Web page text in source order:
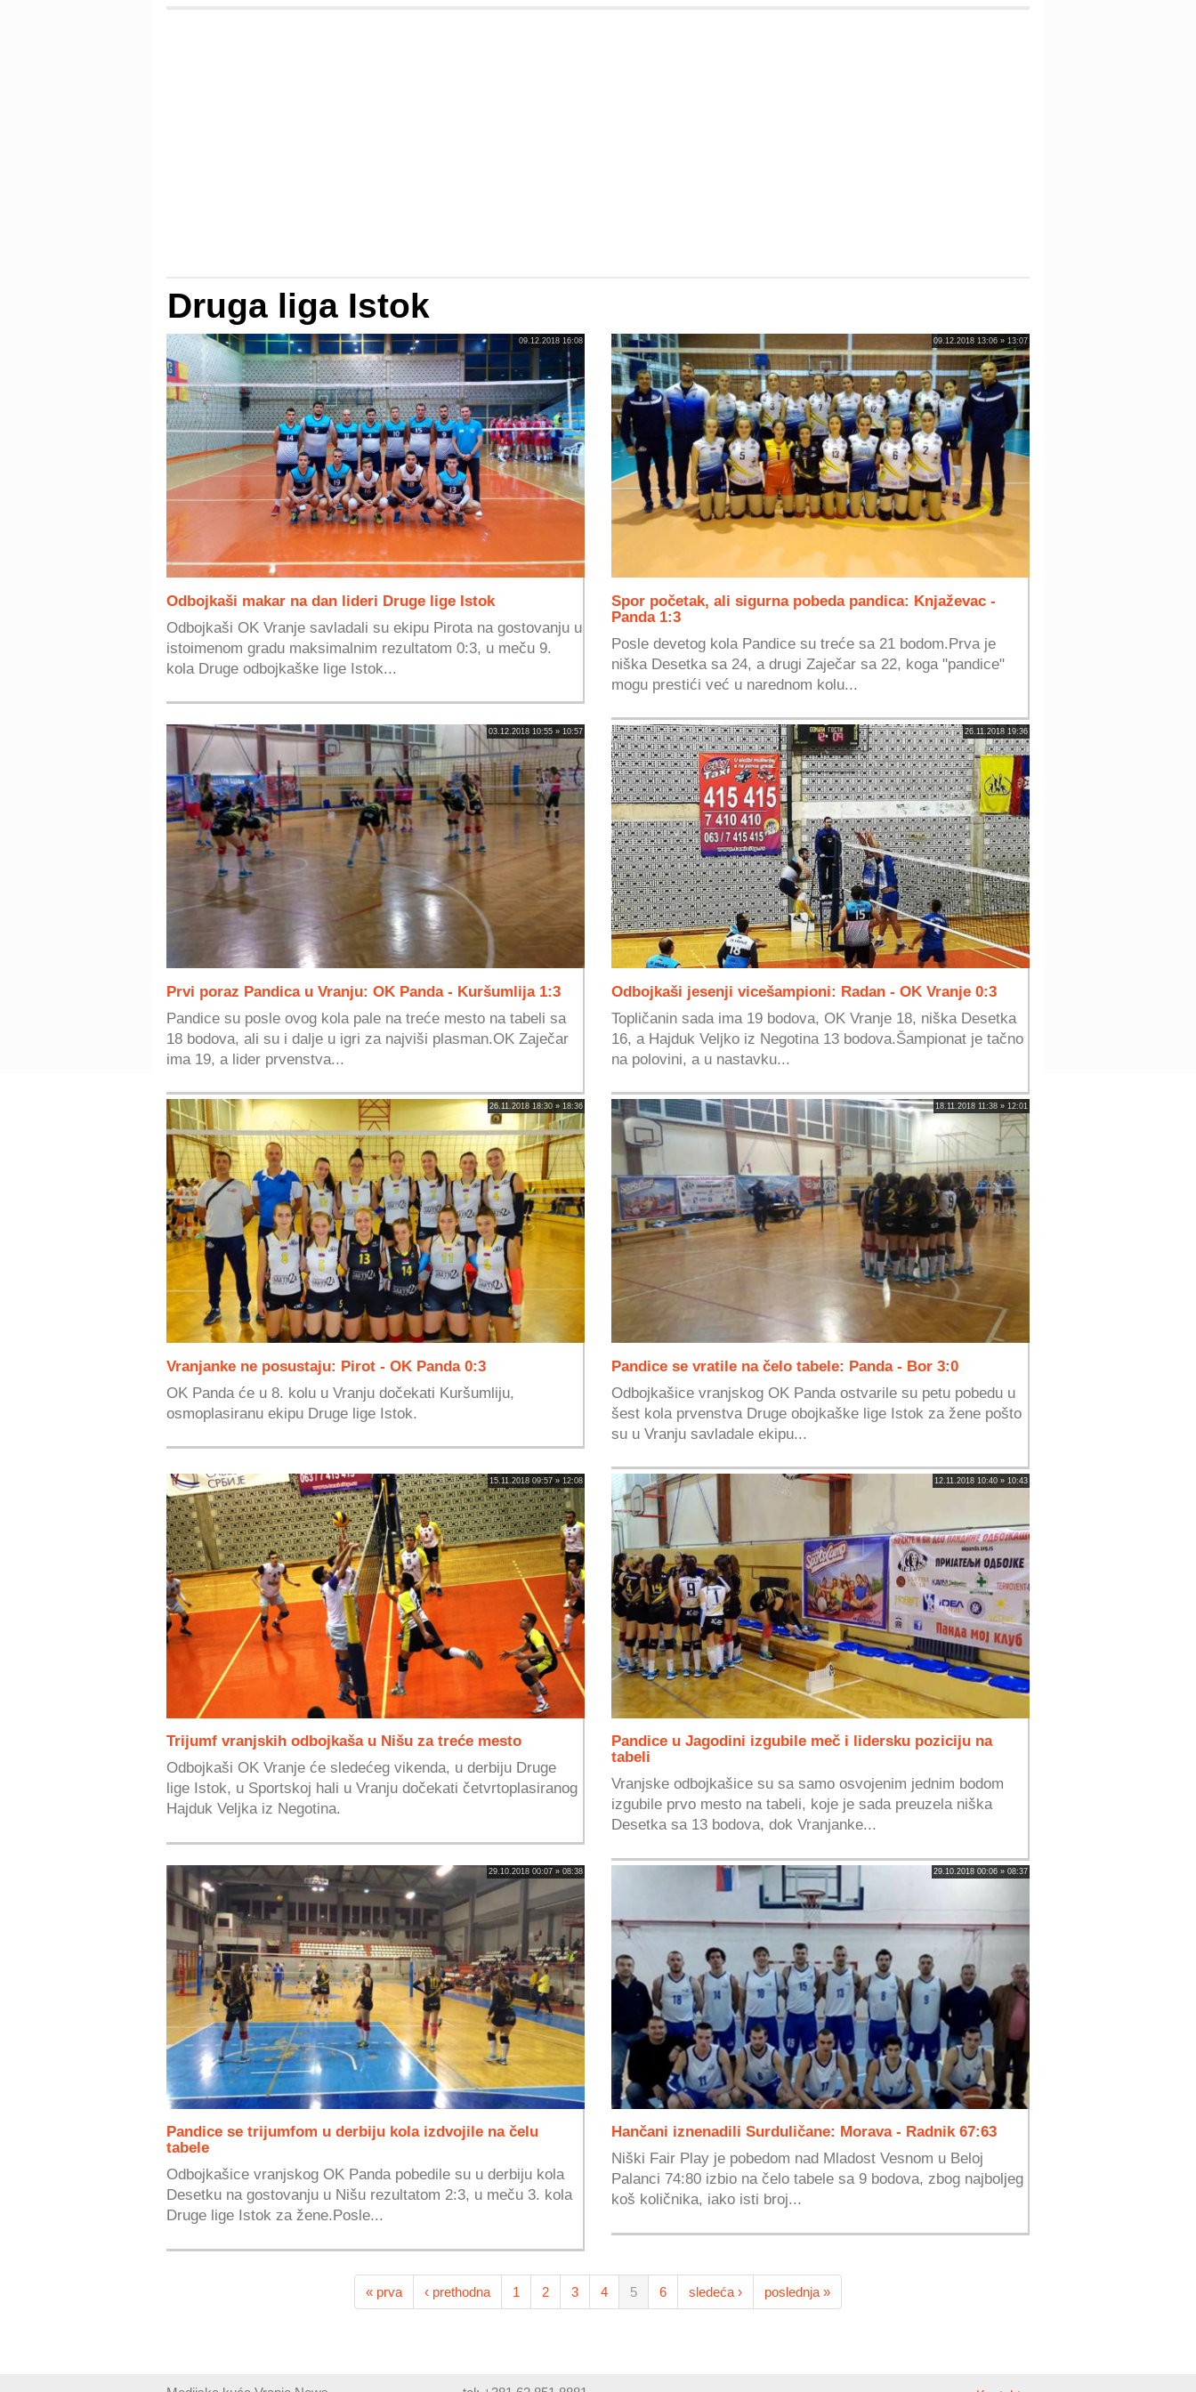
Druga liga Istok
09.12.2018 16:08
Odbojkaši makar na dan lideri Druge lige Istok
Odbojkaši OK Vranje savladali su ekipu Pirota na gostovanju u
istoimenom gradu maksimalnim rezultatom 0:3, u meču 9.
kola Druge odbojkaške lige Istok...
09.12.2018 13:06 » 13:07
Spor početak, ali sigurna pobeda pandica: Knjaževac -
Panda 1:3
Posle devetog kola Pandice su treće sa 21 bodom.Prva je
niška Desetka sa 24, a drugi Zaječar sa 22, koga "pandice"
mogu prestići već u narednom kolu...
03.12.2018 10:55 » 10:57
Prvi poraz Pandica u Vranju: OK Panda - Kuršumlija 1:3
Pandice su posle ovog kola pale na treće mesto na tabeli sa
18 bodova, ali su i dalje u igri za najviši plasman.OK Zaječar
ima 19, a lider prvenstva...
26.11.2018 19:36
Odbojkaši jesenji vicešampioni: Radan - OK Vranje 0:3
Topličanin sada ima 19 bodova, OK Vranje 18, niška Desetka
16, a Hajduk Veljko iz Negotina 13 bodova.Šampionat je tačno
na polovini, a u nastavku...
26.11.2018 18:30 » 18:36
Vranjanke ne posustaju: Pirot - OK Panda 0:3
OK Panda će u 8. kolu u Vranju dočekati Kuršumliju,
osmoplasiranu ekipu Druge lige Istok.
18.11.2018 11:38 » 12:01
Pandice se vratile na čelo tabele: Panda - Bor 3:0
Odbojkašice vranjskog OK Panda ostvarile su petu pobedu u
šest kola prvenstva Druge obojkaške lige Istok za žene pošto
su u Vranju savladale ekipu...
15.11.2018 09:57 » 12:08
Trijumf vranjskih odbojkaša u Nišu za treće mesto
Odbojkaši OK Vranje će sledećeg vikenda, u derbiju Druge
lige Istok, u Sportskoj hali u Vranju dočekati četvrtoplasiranog
Hajduk Veljka iz Negotina.
12.11.2018 10:40 » 10:43
Pandice u Jagodini izgubile meč i lidersku poziciju na
tabeli
Vranjske odbojkašice su sa samo osvojenim jednim bodom
izgubile prvo mesto na tabeli, koje je sada preuzela niška
Desetka sa 13 bodova, dok Vranjanke...
29.10.2018 00:07 » 08:38
Pandice se trijumfom u derbiju kola izdvojile na čelu
tabele
Odbojkašice vranjskog OK Panda pobedile su u derbiju kola
Desetku na gostovanju u Nišu rezultatom 2:3, u meču 3. kola
Druge lige Istok za žene.Posle...
29.10.2018 00:06 » 08:37
Hančani iznenadili Surduličane: Morava - Radnik 67:63
Niški Fair Play je pobedom nad Mladost Vesnom u Beloj
Palanci 74:80 izbio na čelo tabele sa 9 bodova, zbog najboljeg
koš količnika, iako isti broj...
« prva ‹ prethodna 1 2 3 4 5 6 sledeća › poslednja »